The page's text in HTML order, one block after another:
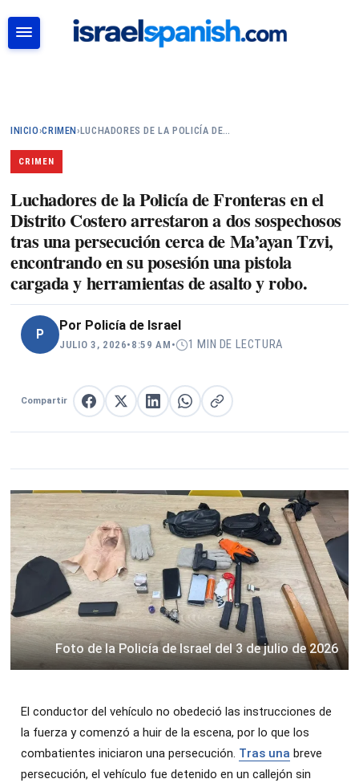
INICIO›CRIMEN› LUCHADORES DE LA POLICÍA DE…
CRIMEN
Luchadores de la Policía de Fronteras en el
Distrito Costero arrestaron a dos sospechosos
tras una persecución cerca de Ma’ayan Tzvi,
encontrando en su posesión una pistola
cargada y herramientas de asalto y robo.
P
Por Policía de Israel
JULIO 3, 2026• 8:59 AM • 1 MIN DE LECTURA
Compartir Compartir en Facebook
Compartir en X
Compartir en LinkedIn
Compartir en WhatsApp
Copiar enlace
Foto de la Policía de Israel del 3 de julio de 2026
El conductor del vehículo no obedeció las instrucciones de
la fuerza y comenzó a huir de la escena, por lo que los
combatientes iniciaron una persecución. Tras una breve
persecución, el vehículo fue detenido en un callejón sin